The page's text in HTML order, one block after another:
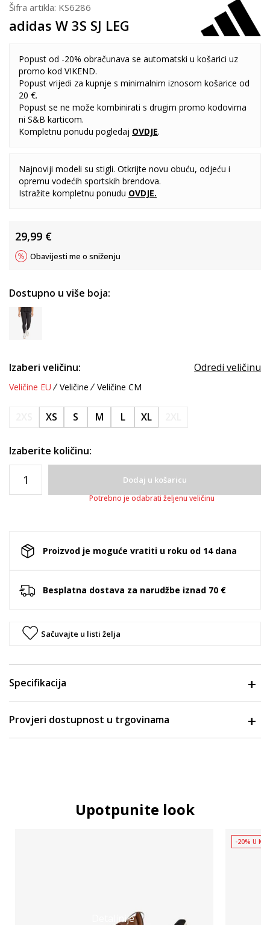
Šifra artikla: KS6286
adidas W 3S SJ LEG
Popust od -20% obračunava se automatski u košarici uz
promo kod VIKEND.
Popust vrijedi za kupnje s minimalnim iznosom košarice od
20 €.
Popust se ne može kombinirati s drugim promo kodovima
ni S&B karticom.
Kompletnu ponudu pogledaj OVDJE.
Najnoviji modeli su stigli. Otkrijte novu obuću, odjeću i
opremu vodećih sportskih brendova.
Istražite kompletnu ponudu OVDJE.
29,99 €
Obavijesti me o sniženju
Dostupno u više boja:
Izaberi veličinu: Odredi veličinu
Veličine EU Veličine Veličine CM
XS S M L XL
Izaberite količinu:
Dodaj u košaricu
Potrebno je odabrati željenu veličinu
Proizvod je moguće vratiti u roku od 14 dana
Besplatna dostava za narudžbe iznad 70 €
Sačuvajte u listi želja
Specifikacija
Provjeri dostupnost u trgovinama
Upotpunite look
Detaljnije
-20% U